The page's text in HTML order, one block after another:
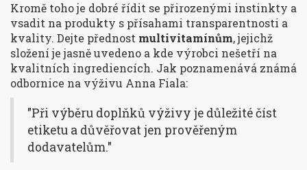
Kromě toho je dobré řídit se přirozenými instinkty a
vsadit na produkty s přísahami transparentnosti a
kvality. Dejte přednost multivitamínům, jejichž
složení je jasně uvedeno a kde výrobci nešetří na
kvalitních ingrediencích. Jak poznamenává známá
odbornice na výživu Anna Fiala:
"Při výběru doplňků výživy je důležité číst
etiketu a důvěřovat jen prověřeným
dodavatelům."